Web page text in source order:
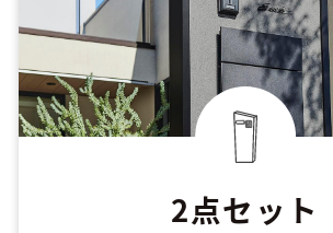
2点セット